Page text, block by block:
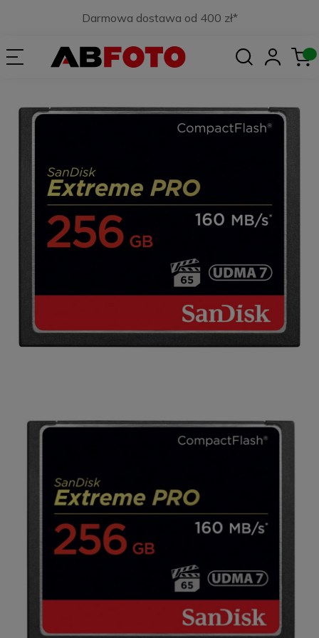
Darmowa dostawa od 400 zł*